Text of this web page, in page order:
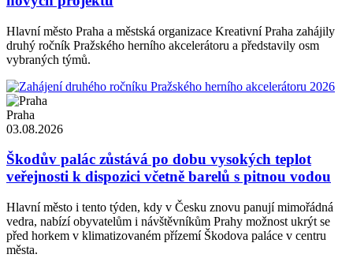
Hlavní město Praha a městská organizace Kreativní Praha zahájily
druhý ročník Pražského herního akcelerátoru a představily osm
vybraných týmů.
Praha
03.08.2026
Škodův palác zůstává po dobu vysokých teplot
veřejnosti k dispozici včetně barelů s pitnou vodou
Hlavní město i tento týden, kdy v Česku znovu panují mimořádná
vedra, nabízí obyvatelům i návštěvníkům Prahy možnost ukrýt se
před horkem v klimatizovaném přízemí Škodova paláce v centru
města.